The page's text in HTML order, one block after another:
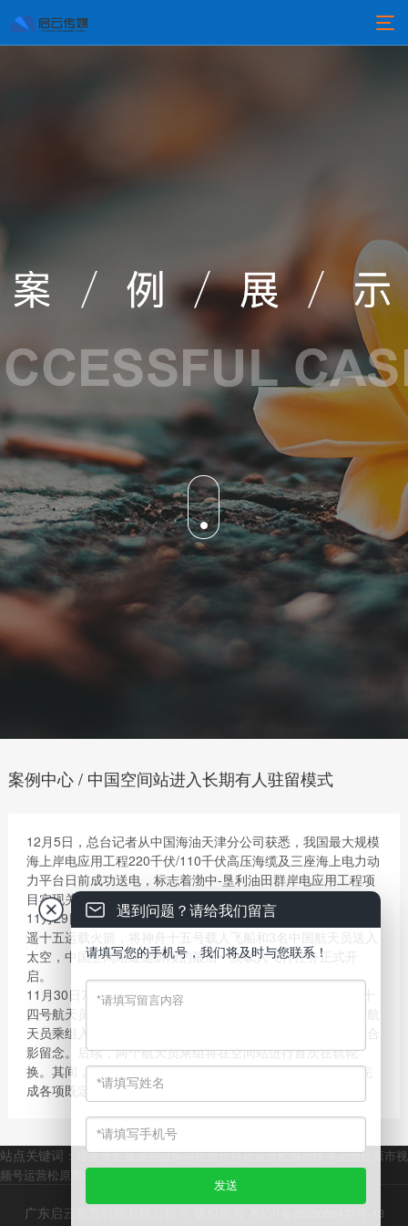
案例中心 / 中国空间站进入长期有人驻留模式
12月5日，总台记者从中国海油天津分公司获悉，我国最大规模
海上岸电应用工程220千伏/110千伏高压海缆及三座海上电力动
力平台日前成功送电，标志着渤中-垦利油田群岸电应用工程项
目实现关键里程碑，为项目全面投用奠定了坚实基础。
11月29日23时08分，我国在酒泉卫星发射中心使用长征二号F
遥十五运载火箭，将神舟十五号载人飞船和3名中国航天员送入
太空，中国空间站建造阶段的最后一次载人飞行任务正式开
启。
11月30日7时33分，在“T”字基本构型的中国空间站里，神舟十
四号航天员乘组顺利打开“家门”，欢迎远道而来的神舟十五号航
天员乘组入驻“天宫”。随后，两个航天员乘组一起在空间站里合
影留念。后续，两个航天员乘组将在空间站进行首次在轨轮
换。其间，6名航天员将共同在空间站工作生活约5天时间，完
成各项既定任务和交接任务。
站点关键词： 松原市短视频拍摄剪辑松原市抖音运营松原市快手运营松原市视
频号运营松原市小红书运营
广东启云教育科技有限公司 © 版权所有 粤ICP备2023089437号-13
遇到问题？请给我们留言
请填写您的手机号，我们将及时与您联系！